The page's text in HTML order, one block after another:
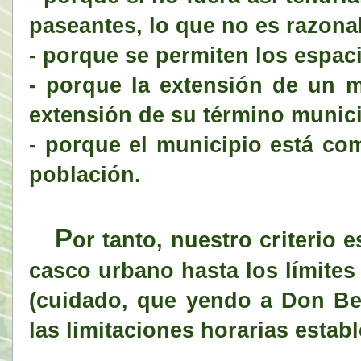
paseantes, lo que no es
- porque se permiten los
- porque la extensión de un
extensión de su término
- porque el municipio está
población.
Por tanto, nuestro criterio
casco urbano hasta los
(cuidado, que yendo a Don
las limitaciones horarias